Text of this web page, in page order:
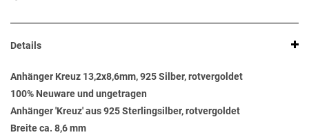
Details
Anhänger Kreuz 13,2x8,6mm, 925 Silber, rotvergoldet
100% Neuware und ungetragen
Anhänger 'Kreuz' aus 925 Sterlingsilber, rotvergoldet
Breite ca. 8,6 mm